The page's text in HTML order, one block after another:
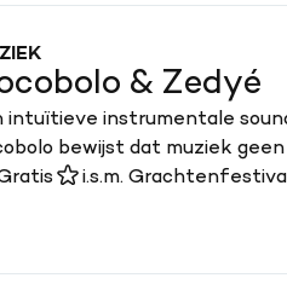
& Zedyé
i.s.m.
intuïtieve instrumentale
bewijst dat muziek
juicy grooves.